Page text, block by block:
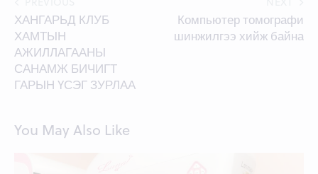
navigation
ХАНГАРЬД КЛУБ
ХАМТЫН
АЖИЛЛАГААНЫ
САНАМЖ БИЧИГТ
ГАРЫН ҮСЭГ ЗУРЛАА
Компьютер томографи
шинжилгээ хийж байна
You May Also Like